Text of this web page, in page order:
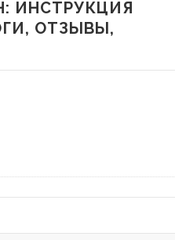
ИНСТРУКЦИЯ
ОТЗЫВЫ,